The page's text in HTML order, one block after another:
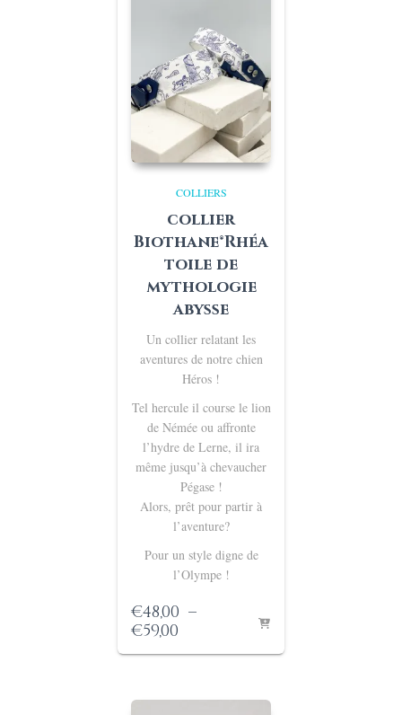
COLLIERS
collier
Biothane®Rhéa
toile de
mythologie
abysse
Un collier relatant les
aventures de notre chien
Héros !
Tel hercule il course le lion
de Némée ou affronte
l’hydre de Lerne, il ira
même jusqu’à chevaucher
Pégase !
Alors, prêt pour partir à
l’aventure?
Pour un style digne de
l’Olympe !
€48,00 –
€59,00
de
à